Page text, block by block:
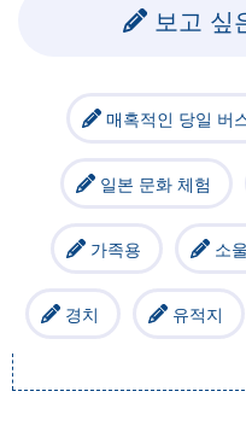
보고 싶
매혹적인 당일 버
일본 문화 체험
가족용 소
경치 유적지